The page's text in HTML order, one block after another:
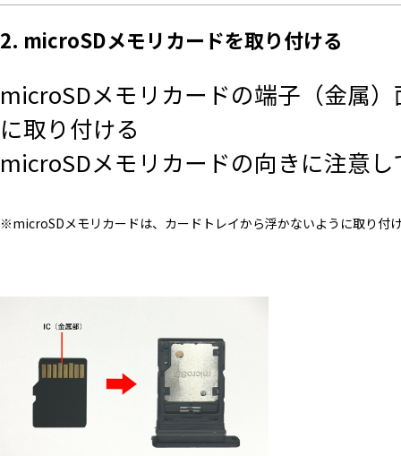
2. microSDメモリカードを取り付ける
microSDメモリカードの端子（金属
に取り付ける
microSDメモリカードの向きに注意
※microSDメモリカードは、カードトレイから浮かないように取り付